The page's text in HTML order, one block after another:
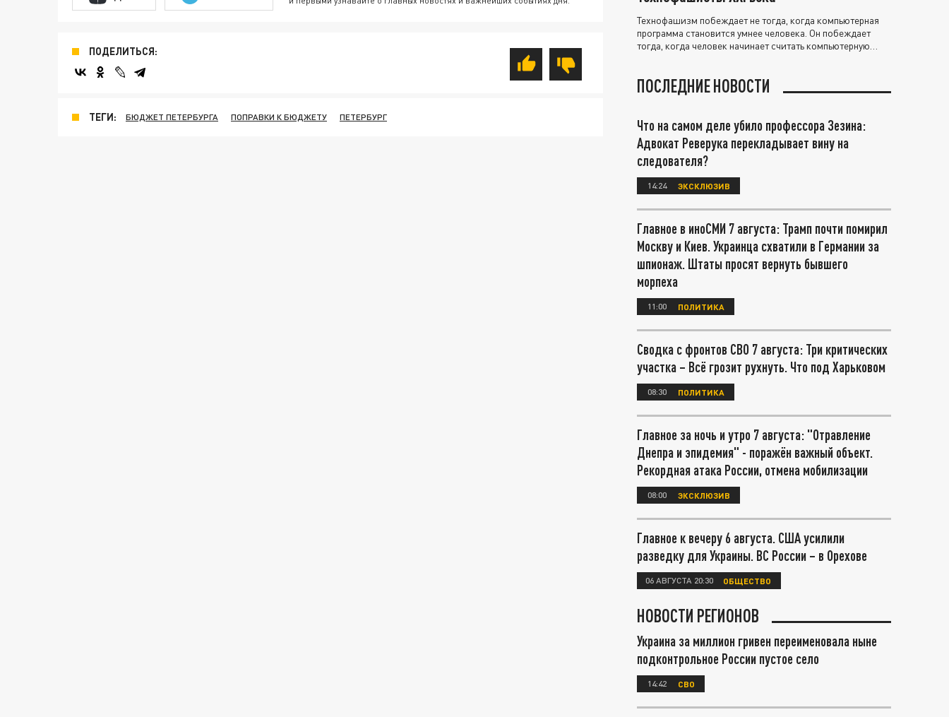
ПОДЕЛИТЬСЯ:
ТЕГИ: БЮДЖЕТ ПЕТЕРБУРГА ПОПРАВКИ К БЮДЖЕТУ ПЕТЕРБУРГ
Технофашизм побеждает не тогда, когда компьютерная
программа становится умнее человека. Он побеждает
тогда, когда человек начинает считать компьютерную
ПОСЛЕДНИЕ НОВОСТИ
Что на самом деле убило профессора Зезина:
Адвокат Реверука перекладывает вину на
следователя?
14:24 ЭКСКЛЮЗИВ
Главное в иноСМИ 7 августа: Трамп почти помирил
Москву и Киев. Украинца схватили в Германии за
шпионаж. Штаты просят вернуть бывшего
морпеха
11:00 ПОЛИТИКА
Сводка с фронтов СВО 7 августа: Три критических
участка – Всё грозит рухнуть. Что под Харьковом
08:30 ПОЛИТИКА
Главное за ночь и утро 7 августа: "Отравление
Днепра и эпидемия" - поражён важный объект.
Рекордная атака России, отмена мобилизации
08:00 ЭКСКЛЮЗИВ
Главное к вечеру 6 августа. США усилили
разведку для Украины. ВС России – в Орехове
06 АВГУСТА 20:30 ОБЩЕСТВО
НОВОСТИ РЕГИОНОВ
Украина за миллион гривен переименовала ныне
подконтрольное России пустое село
14:42 СВО